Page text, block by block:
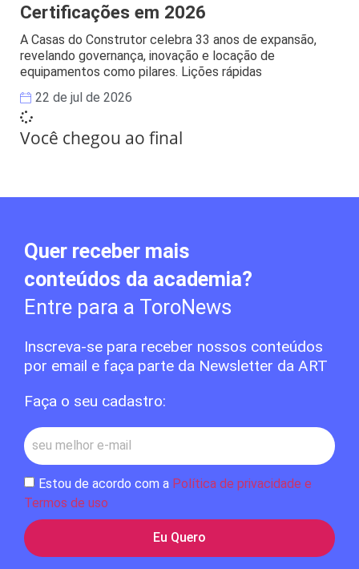
Certificações em 2026
A Casas do Construtor celebra 33 anos de expansão,
revelando governança, inovação e locação de
equipamentos como pilares. Lições rápidas
22 de jul de 2026
Você chegou ao final
Quer receber mais
conteúdos da academia?
Entre para a ToroNews
Inscreva-se para receber nossos conteúdos
por email e faça parte da Newsletter da ART
Faça o seu cadastro:
Estou de acordo com a Política de privacidade e
Termos de uso
Eu Quero